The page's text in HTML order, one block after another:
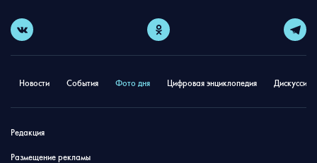
Новости События Фото дня Цифровая энциклопедия
Редакция
Размещение рекламы